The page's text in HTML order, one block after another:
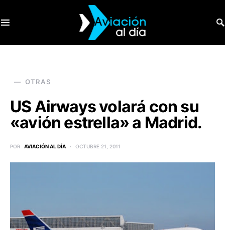
OTRAS
US Airways volará con su
«avión estrella» a Madrid.
POR AVIACIÓN AL DÍA OCTUBRE 21, 2011